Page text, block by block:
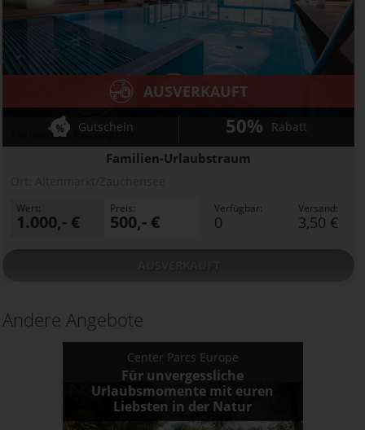
Ferienwelt Kesselgrub
Familien-Urlaubstraum
AUSVERKAUFT
Gutschein 50% Rabatt
Wert:
1.000,- €
Preis:
500,- €
Verfügbar:
0
Versand:
3,50 €
Andere Angebote
Center Parcs Europe
Für unvergessliche
Urlaubsmomente mit euren
Liebsten in der Natur